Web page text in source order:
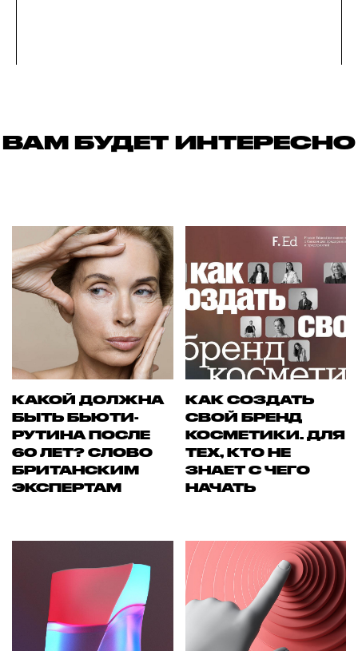
ВАМ БУДЕТ ИНТЕРЕСНО
КАКОЙ ДОЛЖНА
БЫТЬ БЬЮТИ-
РУТИНА ПОСЛЕ
60 ЛЕТ? СЛОВО
БРИТАНСКИМ
ЭКСПЕРТАМ
КАК СОЗДАТЬ
СВОЙ БРЕНД
КОСМЕТИКИ. ДЛЯ
ТЕХ, КТО НЕ
ЗНАЕТ С ЧЕГО
НАЧАТЬ